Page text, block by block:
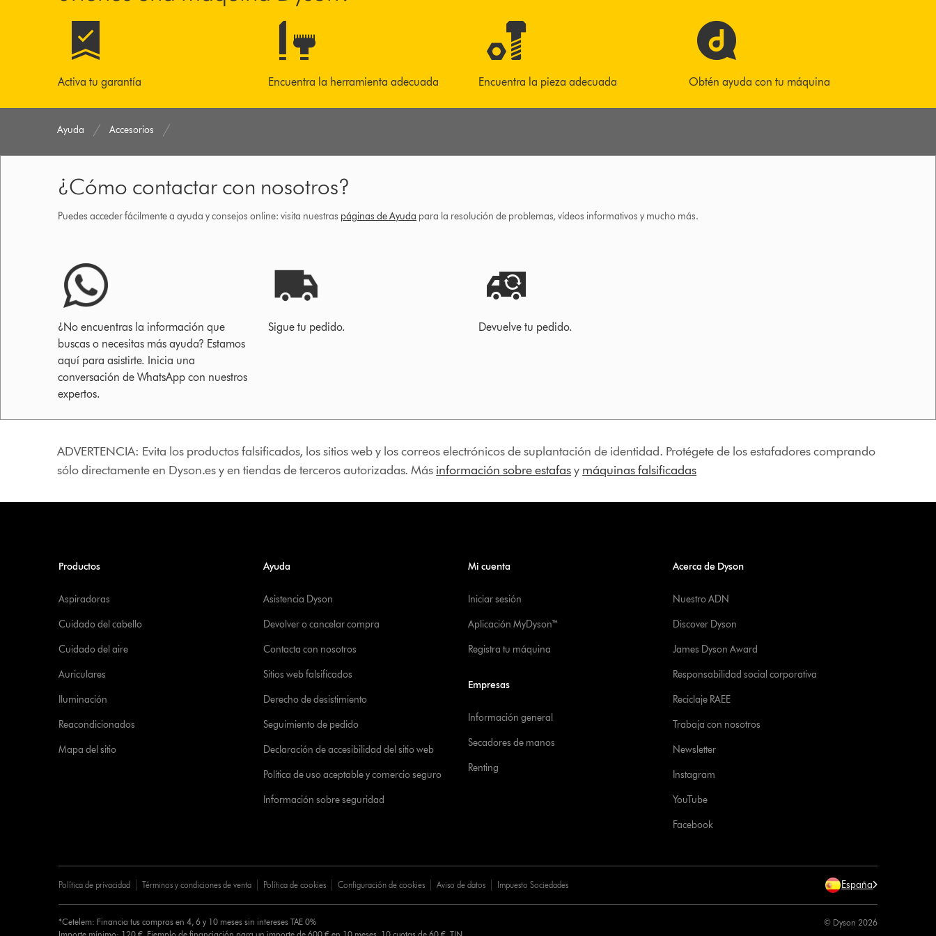
Activa tu garantía Encuentra la herramienta adecuada Encuentra la pieza adecuada Obtén ayuda con tu máquina
Ayuda Accesorios
¿Cómo contactar con nosotros?
Puedes acceder fácilmente a ayuda y consejos online: visita nuestras páginas de Ayuda para la resolución de problemas, vídeos informativos y mucho más.
¿No encuentras la información que
buscas o necesitas más ayuda? Estamos
aquí para asistirte. Inicia una
conversación de WhatsApp con nuestros
expertos.
Sigue tu pedido. Devuelve tu pedido.
ADVERTENCIA: Evita los productos falsificados, los sitios web y los correos electrónicos de suplantación de identidad. Protégete de los estafadores comprando
sólo directamente en Dyson.es y en tiendas de terceros autorizadas. Más información sobre estafasy máquinas falsificadas
Productos
Aspiradoras
Cuidado del cabello
Cuidado del aire
Auriculares
Iluminación
Reacondicionados
Mapa del sitio
Ayuda
Asistencia Dyson
Devolver o cancelar compra
Contacta con nosotros
Sitios web falsificados
Derecho de desistimiento
Seguimiento de pedido
Declaración de accesibilidad del sitio web
Política de uso aceptable y comercio seguro
Información sobre seguridad
Mi cuenta
Iniciar sesión
Aplicación MyDyson™
Registra tu máquina
Empresas
Información general
Secadores de manos
Renting
Acerca de Dyson
Nuestro ADN
Discover Dyson
James Dyson Award
Responsabilidad social corporativa
Reciclaje RAEE
Trabaja con nosotros
Newsletter
Instagram
YouTube
Facebook
Política de privacidad Términos y condiciones de venta Política de cookies Configuración de cookies Aviso de datos Impuesto Sociedades España
*Cetelem: Financia tus compras en 4, 6 y 10 meses sin intereses TAE 0%
© Dyson 2026